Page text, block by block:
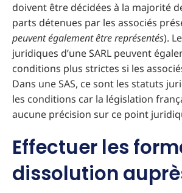
doivent être décidées à la majorité
parts détenues par les associés
peuvent également être représentés).
juridiques d’une SARL peuvent
conditions plus strictes si les
Dans une SAS, ce sont les statuts
les conditions car la législation
aucune précision sur ce point
Effectuer les
dissolution